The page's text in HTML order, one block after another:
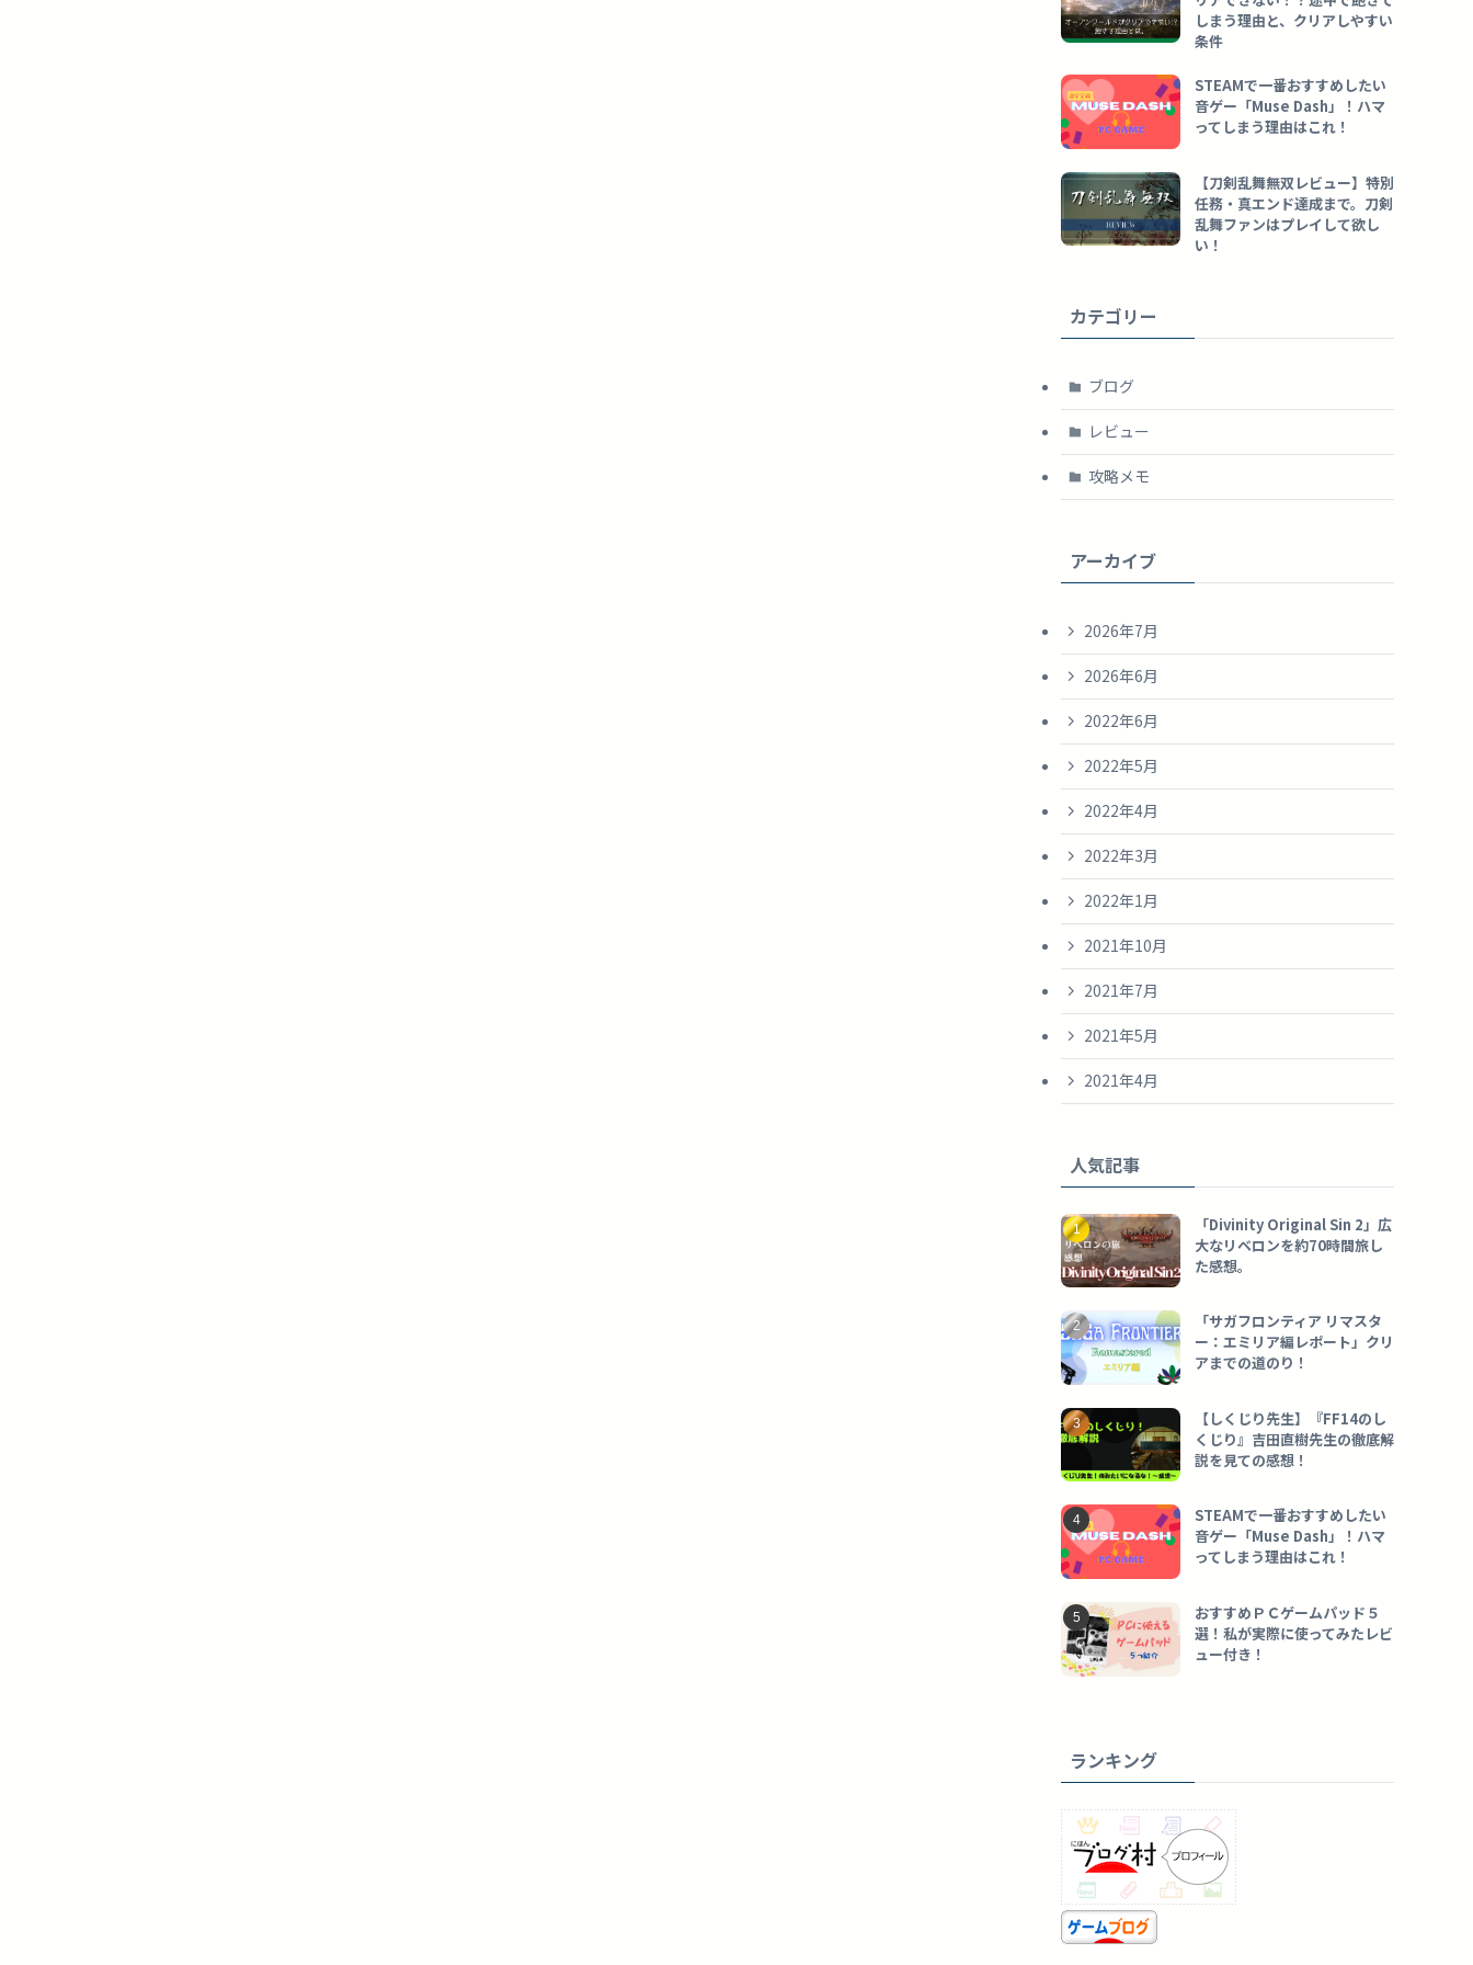
しまう理由と、クリアしやすい
条件
STEAMで一番おすすめしたい
音ゲー「Muse Dash」！ハマ
ってしまう理由はこれ！
【刀剣乱舞無双レビュー】特別
任務・真エンド達成まで。刀剣
乱舞ファンはプレイして欲し
い！
カテゴリー
ブログ
レビュー
攻略メモ
アーカイブ
2026年7月
2026年6月
2022年6月
2022年5月
2022年4月
2022年3月
2022年1月
2021年10月
2021年7月
2021年5月
2021年4月
人気記事
「Divinity Original Sin 2」広
大なリベロンを約70時間旅し
た感想。
「サガフロンティア リマスタ
ー：エミリア編レポート」クリ
アまでの道のり！
【しくじり先生】『FF14のし
くじり』吉田直樹先生の徹底解
説を見ての感想！
STEAMで一番おすすめしたい
音ゲー「Muse Dash」！ハマ
ってしまう理由はこれ！
おすすめＰＣゲームパッド５
選！私が実際に使ってみたレビ
ュー付き！
ランキング